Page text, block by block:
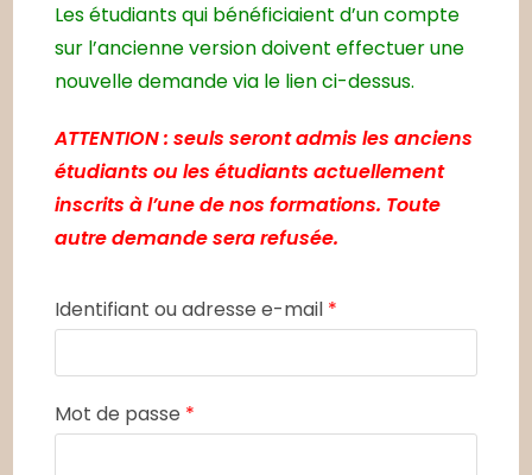
Les étudiants qui bénéficiaient d’un compte
sur l’ancienne version doivent effectuer une
nouvelle demande via le lien ci-dessus.
ATTENTION : seuls seront admis les anciens
étudiants ou les étudiants actuellement
inscrits à l’une de nos formations. Toute
autre demande sera refusée.
Identifiant ou adresse e-mail *
Mot de passe *